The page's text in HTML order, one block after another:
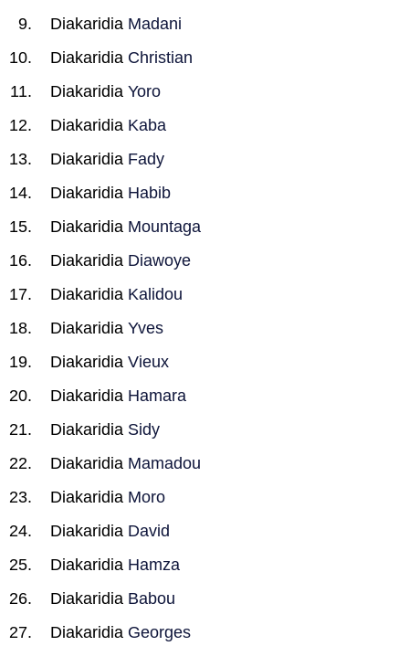
Diakaridia Madani
Diakaridia Christian
Diakaridia Yoro
Diakaridia Kaba
Diakaridia Fady
Diakaridia Habib
Diakaridia Mountaga
Diakaridia Diawoye
Diakaridia Kalidou
Diakaridia Yves
Diakaridia Vieux
Diakaridia Hamara
Diakaridia Sidy
Diakaridia Mamadou
Diakaridia Moro
Diakaridia David
Diakaridia Hamza
Diakaridia Babou
Diakaridia Georges